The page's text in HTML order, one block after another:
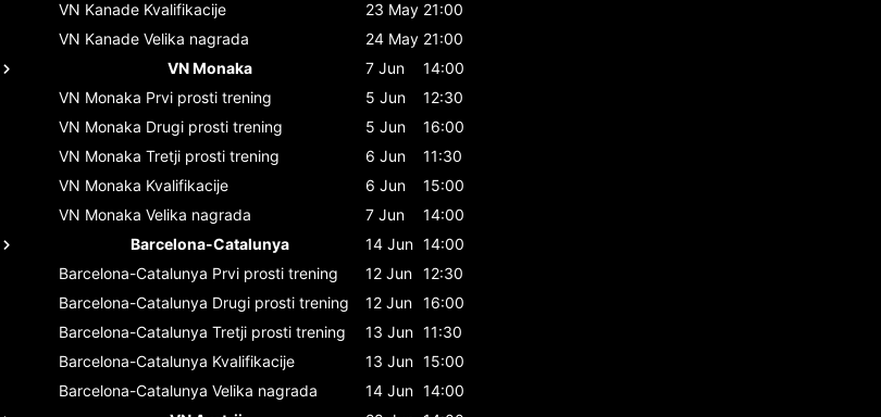
VN Kanade Kvalifikacije 23 May 21:00
VN Kanade Velika nagrada 24 May 21:00
VN Monaka
7 Jun
14:00
VN Monaka Prvi prosti trening 5 Jun
12:30
VN Monaka Drugi prosti trening 5 Jun
16:00
VN Monaka Tretji prosti trening 6 Jun
11:30
VN Monaka Kvalifikacije 6 Jun
15:00
VN Monaka Velika nagrada 7 Jun
14:00
Barcelona-Catalunya
14 Jun 14:00
Barcelona-Catalunya Prvi prosti trening 12 Jun 12:30
Barcelona-Catalunya Drugi prosti trening 12 Jun 16:00
Barcelona-Catalunya Tretji prosti trening 13 Jun 11:30
Barcelona-Catalunya Kvalifikacije 13 Jun 15:00
Barcelona-Catalunya Velika nagrada 14 Jun 14:00